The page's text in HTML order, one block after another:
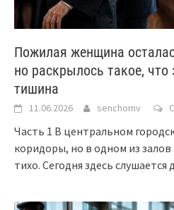
Пожилая женщина
но раскрылось такое,
тишина
11.06.2026 senchomv
Часть 1 В центральном
коридоры, но в одном из
тихо. Сегодня здесь слушается